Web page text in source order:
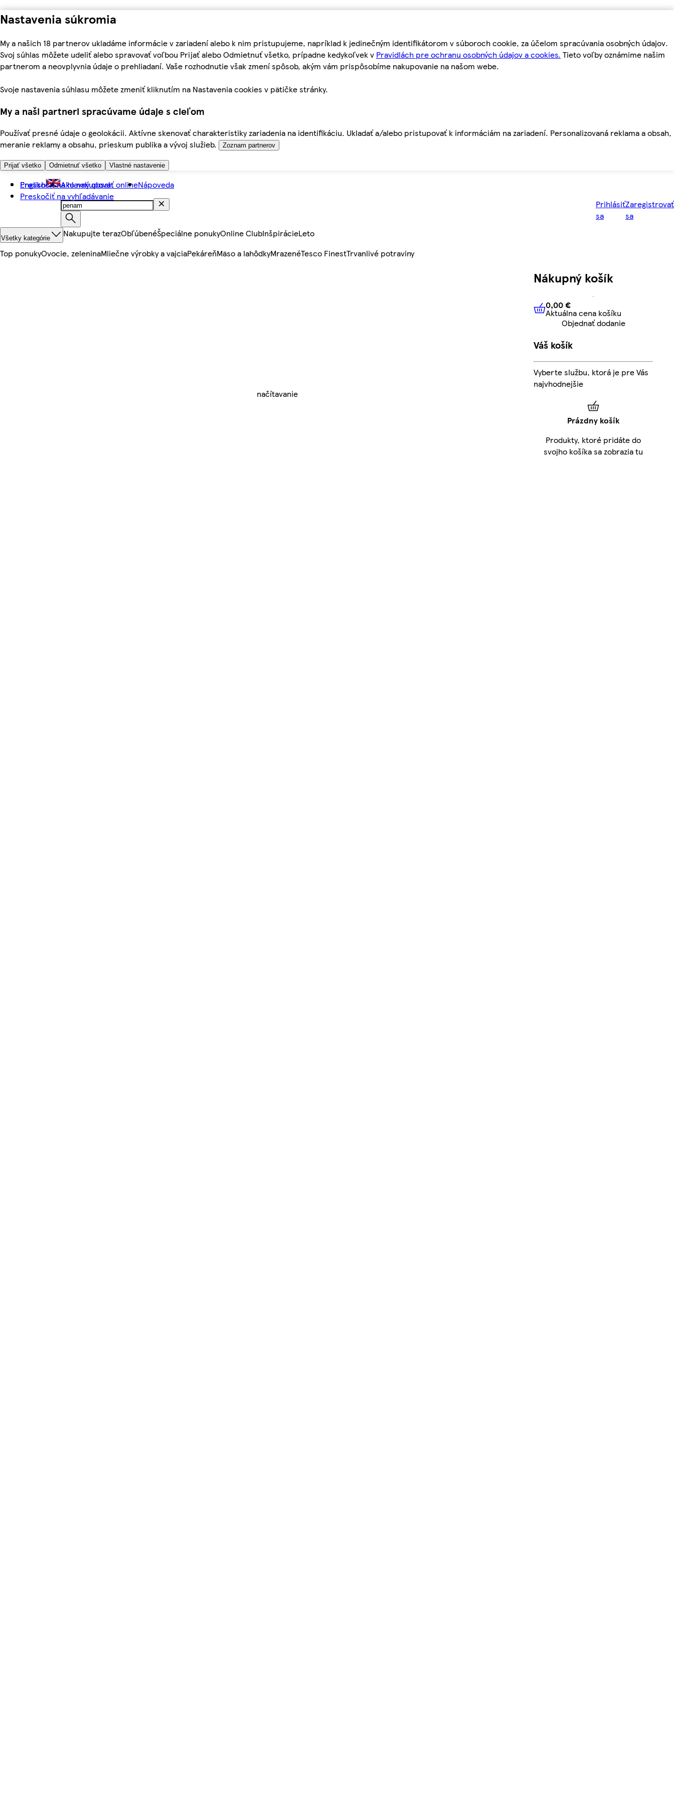
Nastavenia súkromia
My a našich 18 partnerov ukladáme informácie v zariadení alebo k nim pristupujeme, napríklad k jedinečným identifikátorom v súboroch cookie, za účelom spracúvania osobných údajov.
Svoj súhlas môžete udeliť alebo spravovať voľbou Prijať alebo Odmietnuť všetko, prípadne kedykoľvek v Pravidlách pre ochranu osobných údajov a cookies. Tieto voľby oznámime našim
partnerom a neovplyvnia údaje o prehliadaní. Vaše rozhodnutie však zmení spôsob, akým vám prispôsobíme nakupovanie na našom webe.
Svoje nastavenia súhlasu môžete zmeniť kliknutím na Nastavenia cookies v pätičke stránky.
My a naši partneri spracúvame údaje s cieľom
Používať presné údaje o geolokácii. Aktívne skenovať charakteristiky zariadenia na identifikáciu. Ukladať a/alebo pristupovať k informáciám na zariadení. Personalizovaná reklama a obsah,
meranie reklamy a obsahu, prieskum publika a vývoj služieb.
Zoznam partnerov
Prijať všetko Odmietnuť všetko Vlastné nastavenie
Preskočiť na hlavný obsah
Preskočiť na vyhľadávanie
English Ako nakupovať onlineNápoveda
Prihlásiť
sa
Zaregistrovať
sa
Všetky kategórie Nakupujte terazObľúbenéŠpeciálne ponukyOnline ClubInšpirácieLeto
Top ponukyOvocie, zeleninaMliečne výrobky a vajciaPekáreňMäso a lahôdkyMrazenéTesco FinestTrvanlivé potraviny
načítavanie
Nákupný košík
0,00 € Aktuálna cena košíku
0,00 €
Aktuálna cena košíku
Objednať dodanie
Váš košík
Vyberte službu, ktorá je pre Vás
najvhodnejšie
Prázdny košík
Produkty, ktoré pridáte do
svojho košíka sa zobrazia tu